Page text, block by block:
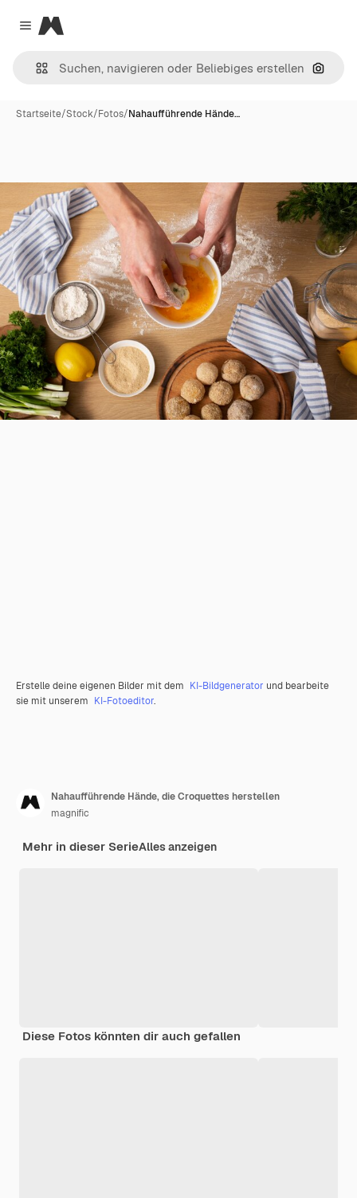
Close menu
Magnific
Nach
Startseite/Stock/Fotos/Nahaufführende Hände…
Erstelle deine eigenen Bilder mit dem KI-Bildgenerator und bearbeite
sie mit unserem KI-Fotoeditor.
Nahaufführende Hände, die Croquettes herstellen
magnific
Mehr in dieser SerieAlles anzeigen
Diese Fotos könnten dir auch gefallen